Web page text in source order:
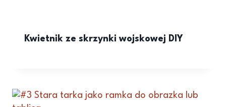
Kwietnik ze skrzynki wojskowej DIY